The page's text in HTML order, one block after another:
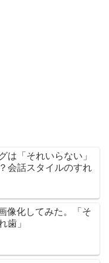
は「それいらない」
会話スタイルのすれ
像化してみた。「そ
歯」